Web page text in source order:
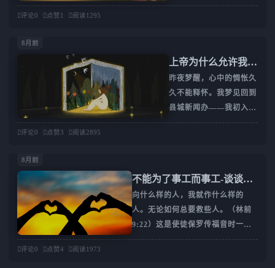
福音的人
祷告，不可灰心”的教
说：“我告诉你们：虽不
因他是朋友起来给他，但
因他情词迫切地直求，就
必起来照他所需用的给
他。我又告诉你
的道路；不枯燥的祷告；
战，没有苦难。然而，苦
难对于成熟的生命是必要
的。与其像我曾经那样怨
恨它们，不如心存感激。
巴刻揭示了我们的属灵疾
帝的目标，是我们的成圣
与基督的样式——那条通
向真正幸福的圣洁之
路。”我们天性叛逆，这
意味着我们有
的答案应该很清楚。但它
题，但对每个读圣经的基
督徒来说其实应该很清楚
的，就是：到底是信心在
先，还是重生在先？你可
能会说：“这有关系吗？”
一条通往不符合圣经的神
并严重扭曲福音的道路。
很重要！救恩“你们得救
是本乎恩，也因着信。这
并不是出于自己，乃是神
评论0 点赞1 阅读1295
8月前
上帝为什么允许我经
历糟糕的事？
昨夜梦醒，心中的惆怅久
久不能释怀。我梦见回到
县城新闻办——我初入职
场的地方，我看到了以前
作，他果断拒绝了，说我
已经不适合在这里工作，
我只能悻悻离开。梦醒之
后，心中有些失落，原来
在我的内心深处，仍旧有
评论0 点赞3 阅读2895
8月前
不能为了事工而事工-谈谈教
会因何开展事工？
向什么样的人，我就作什么样的
人。无论如何总要救些人。（林前
9:22）这是使徒保罗传福音时一贯
执行的原则，即如何传讲福音，以
评论0 点赞4 阅读1973